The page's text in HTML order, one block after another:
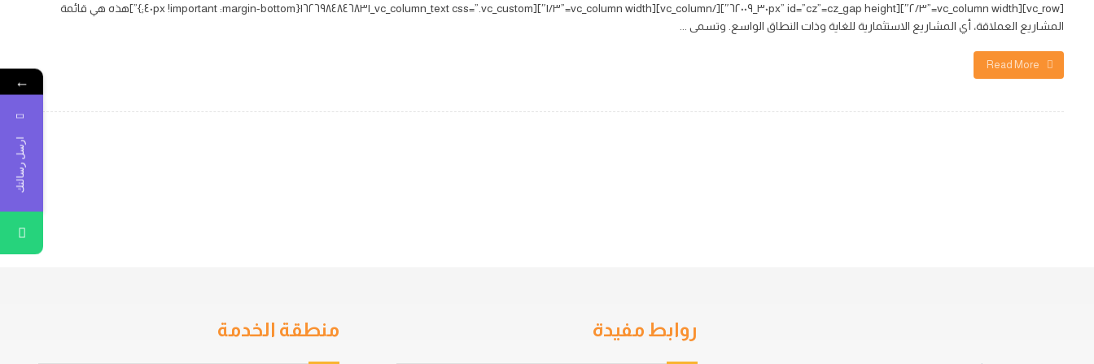
[vc_row][vc_column width=”٢/٣″][cz_gap height=”٣٠px” id=”cz_٦٢٠٠٩″][/vc_column][vc_column width=”١/٣″][vc_column_text css=”.vc_custom_١٦٢٦٩٨٤٨٤٦٨٣١{margin-bottom: ٤٠px !important;}”]هذه هي قائمة
المشاريع العملاقة، أي المشاريع الاستثمارية للغاية وذات النطاق الواسع. وتسمى ...
Read More
روابط مفيدة منطقة الخدمة
←
ارسل رسالتك